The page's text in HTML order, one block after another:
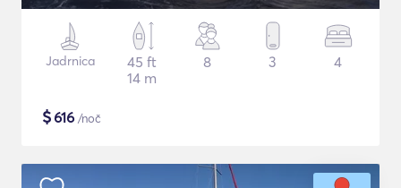
Jadrnica
45 ft
14 m
8 3 4
$616 /noč